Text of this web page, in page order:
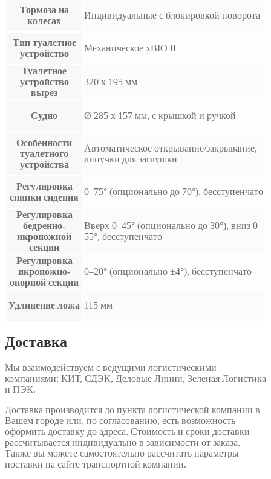
Тормоза на
колесах
Индивидуальные с блокировкой поворота
Тип туалетное
устройство
Механическое xBIO II
Туалетное
устройство
вырез
320 x 195 мм
Судно Ø 285 x 157 мм, с крышкой и ручкой
Особенности
туалетного
устройства
Автоматическое открывание/закрывание,
липучки для заглушки
Регулировка
спинки сидения
0–75° (опционально до 70°), бесступенчато
Регулировка
бедренно-
икроножной
секции
Вверх 0–45° (опционально до 30°), вниз 0–
55°, бесступенчато
Регулировка
икроножно-
опорной секции
0–20° (опционально ±4°), бесступенчато
Удлинение ложа 115 мм
Доставка
Мы взаимодействуем с ведущими логистическими
компаниями: КИТ, СДЭК, Деловые Линии, Зеленая Логистика
и ПЭК.
Доставка производится до пункта логистической компании в
Вашем городе или, по согласованию, есть возможность
оформить доставку до адреса. Стоимость и сроки доставки
рассчитывается индивидуально в зависимости от заказа.
Также вы можете самостоятельно рассчитать параметры
поставки на сайте транспортной компании.